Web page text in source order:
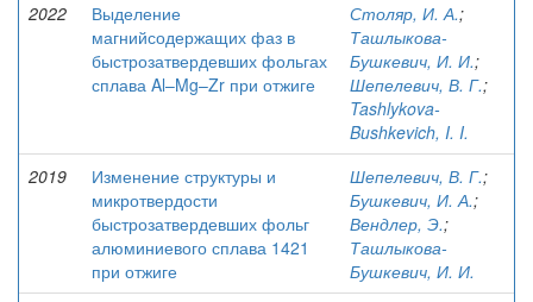
2022
Выделение
магнийсодержащих фаз в
быстрозатвердевших фольгах
сплава Al–Mg–Zr при отжиге
Столяр, И. А.;
Ташлыкова-
Бушкевич, И. И.;
Шепелевич, В. Г.;
Tashlykova-
Bushkevich, I. I.
2019
Изменение структуры и
микротвердости
быстрозатвердевших фольг
алюминиевого сплава 1421
при отжиге
Шепелевич, В. Г.;
Бушкевич, И. А.;
Вендлер, Э.;
Ташлыкова-
Бушкевич, И. И.